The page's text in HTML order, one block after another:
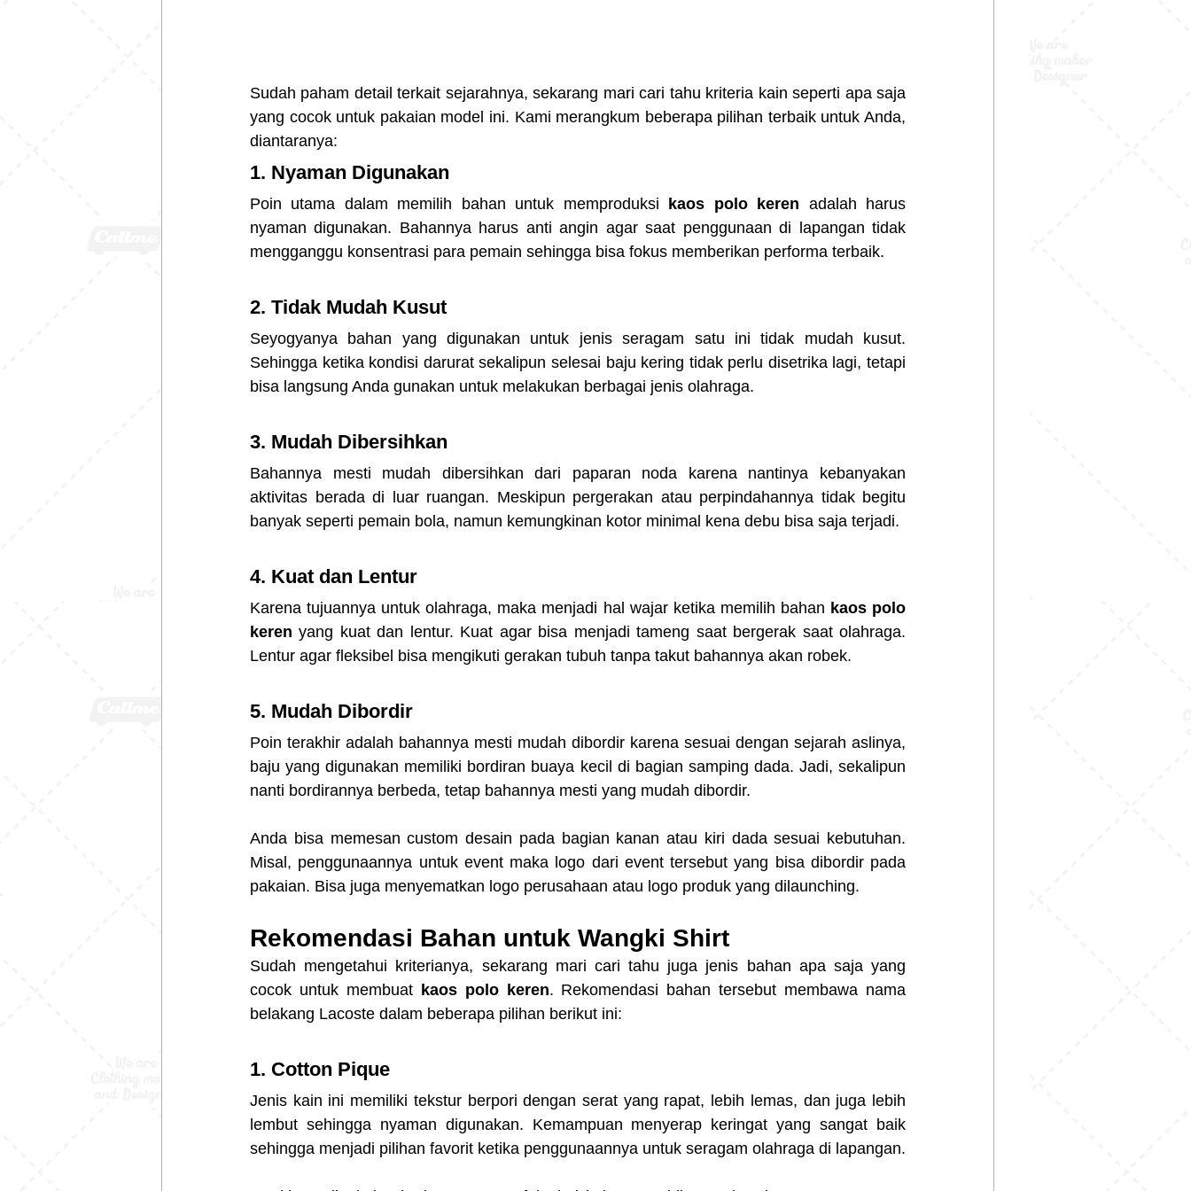
Sudah paham detail terkait sejarahnya, sekarang mari cari tahu kriteria kain seperti apa saja
yang cocok untuk pakaian model ini. Kami merangkum beberapa pilihan terbaik untuk Anda,
diantaranya:
1. Nyaman Digunakan
Poin utama dalam memilih bahan untuk memproduksi kaos polo keren adalah harus
nyaman digunakan. Bahannya harus anti angin agar saat penggunaan di lapangan tidak
mengganggu konsentrasi para pemain sehingga bisa fokus memberikan performa terbaik.
2. Tidak Mudah Kusut
Seyogyanya bahan yang digunakan untuk jenis seragam satu ini tidak mudah kusut.
Sehingga ketika kondisi darurat sekalipun selesai baju kering tidak perlu disetrika lagi, tetapi
bisa langsung Anda gunakan untuk melakukan berbagai jenis olahraga.
3. Mudah Dibersihkan
Bahannya mesti mudah dibersihkan dari paparan noda karena nantinya kebanyakan
aktivitas berada di luar ruangan. Meskipun pergerakan atau perpindahannya tidak begitu
banyak seperti pemain bola, namun kemungkinan kotor minimal kena debu bisa saja terjadi.
4. Kuat dan Lentur
Karena tujuannya untuk olahraga, maka menjadi hal wajar ketika memilih bahan kaos polo
keren yang kuat dan lentur. Kuat agar bisa menjadi tameng saat bergerak saat olahraga.
Lentur agar fleksibel bisa mengikuti gerakan tubuh tanpa takut bahannya akan robek.
5. Mudah Dibordir
Poin terakhir adalah bahannya mesti mudah dibordir karena sesuai dengan sejarah aslinya,
baju yang digunakan memiliki bordiran buaya kecil di bagian samping dada. Jadi, sekalipun
nanti bordirannya berbeda, tetap bahannya mesti yang mudah dibordir.
Anda bisa memesan custom desain pada bagian kanan atau kiri dada sesuai kebutuhan.
Misal, penggunaannya untuk event maka logo dari event tersebut yang bisa dibordir pada
pakaian. Bisa juga menyematkan logo perusahaan atau logo produk yang dilaunching.
Rekomendasi Bahan untuk Wangki Shirt
Sudah mengetahui kriterianya, sekarang mari cari tahu juga jenis bahan apa saja yang
cocok untuk membuat kaos polo keren. Rekomendasi bahan tersebut membawa nama
belakang Lacoste dalam beberapa pilihan berikut ini:
1. Cotton Pique
Jenis kain ini memiliki tekstur berpori dengan serat yang rapat, lebih lemas, dan juga lebih
lembut sehingga nyaman digunakan. Kemampuan menyerap keringat yang sangat baik
sehingga menjadi pilihan favorit ketika penggunaannya untuk seragam olahraga di lapangan.